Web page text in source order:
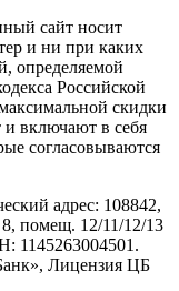
сайт носит
и ни при каких
определяемой
Российской
скидки
и включают в себя
согласовываются
адрес: 108842,
помещ. 12/11/12/13
1145263004501.
Лицензия ЦБ